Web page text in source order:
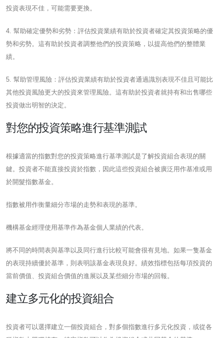
投資表現不佳，可能需要更換。
4. 幫助確定優勢和劣勢：評估投資業績有助於投資者確定其投資策略的優
勢和劣勢。這有助於投資者調整他們的投資策略，以提高他們的整體業
績。
5. 幫助管理風險：評估投資業績有助於投資者通過識別表現不佳且可能比
其他投資風險更大的投資來管理風險。這有助於投資者就持有和出售哪些
投資做出明智的決定。
對您的投資策略進行基準測試
根據適當的指數對您的投資策略進行基準測試是了解投資組合表現的關
鍵。投資者不能直接投資於指數，因此這些投資組合被廣泛用作基准或用
於開髮指數基金。
指數被用作衡量細分市場的走勢和表現的基準。
機構基金經理使用基準作為基金個人業績的代表。
將不同的時間表與基準以及同行進行比較可能會很有見地。如果一隻基金
的表現持續優於基準，則表明該基金表現良好。績效指標包括每項投資的
當前價值、投資組合價值的進展以及某些細分市場的回報。
建立多元化的投資組合
投資者可以選擇建立一個投資組合，對多個指數進行多元化投資，或從各